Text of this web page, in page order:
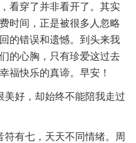
看穿了并非看开了。其实
时间，正是被很多人忽略
的错误和遗憾。到头来我
的心胸，只有珍爱这过去
福快乐的真谛。早安！
美好，却始终不能陪我走过
有七，天天不同情绪。周